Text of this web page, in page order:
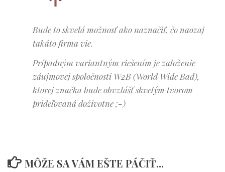
Bude to skvelá možnosť ako naznačiť, čo naozaj
takáto firma vie.
Prípadným variantným riešením je založenie
záujmovej spoločnosti W2B (World Wide Bad),
ktorej značka bude obvzlášť skvelým tvorom
prideľovaná doživotne ;-)
MÔŽE SA VÁM EŠTE PÁČIŤ...